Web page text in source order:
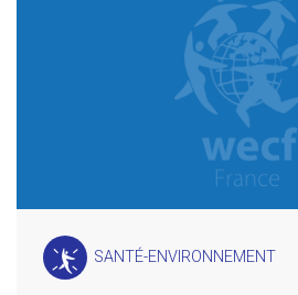
SANTÉ-ENVIRONNEMENT